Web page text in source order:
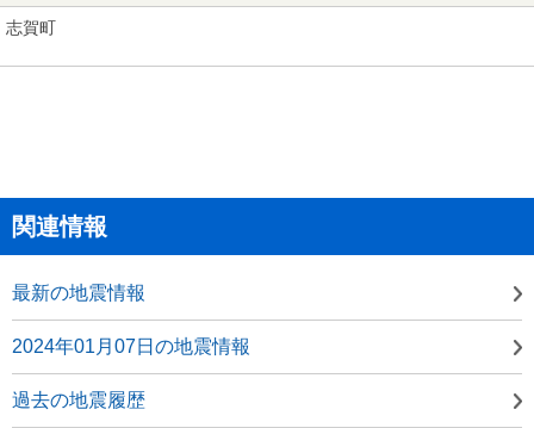
志賀町
関連情報
最新の地震情報
2024年01月07日の地震情報
過去の地震履歴